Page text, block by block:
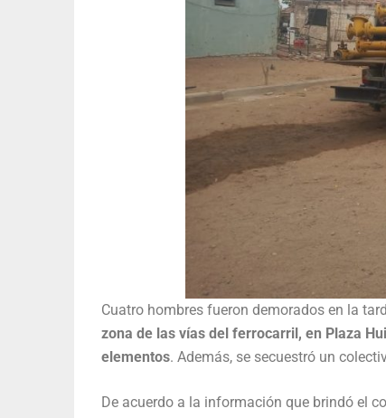
Cuatro hombres fueron demorados en la
zona de las vías del ferrocarril, en Plaza
elementos. Además, se secuestró un
De acuerdo a la información que brindó el